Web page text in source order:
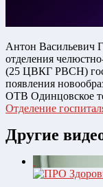
Антон Васильевич
отделения
(25 ЦВКГ РВСН)
появления
ОТВ Одинцовское
Отделение
Другие